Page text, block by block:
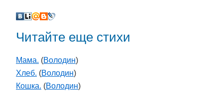
Читайте еще стихи
Мама. (Володин)
Хлеб. (Володин)
Кошка. (Володин)